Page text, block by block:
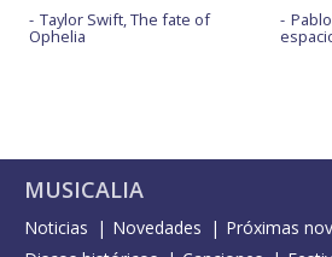
Until I bleed out
Taylor Swift, The fate of
Ophelia
MUSICALIA
Noticias Novedades
Próximas